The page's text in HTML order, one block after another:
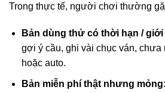
Trong thực tế, người chơi thường
Bản dùng thử có thời hạn /
gợi ý cầu, ghi vài chục ván, chưa
hoặc auto.
Bản miễn phí thật nhưng mỏng: